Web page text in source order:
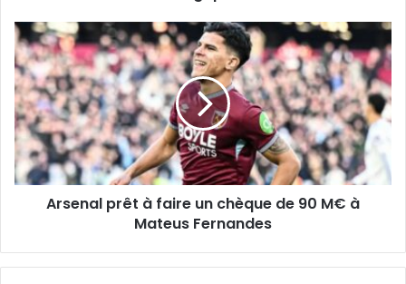
Arsenal
prêt
à
faire
un
chèque
de
90
M€
Arsenal prêt à faire un chèque de 90 M€ à
Mateus Fernandes